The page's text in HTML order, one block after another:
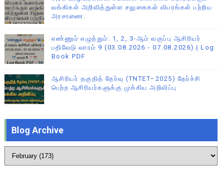
வங்கிகள் அறிவித்துள்ள சலுகைகள் விபரங்கள் பற்றிய
அரசாணை.
எண்ணும் எழுத்தும்: 1, 2, 3-ஆம் வகுப்பு ஆசிரியர்
பதிவேடு வாரம் 9 (03.08.2026 - 07.08.2026) | Log
Book PDF
ஆசிரியர் தகுதித் தேர்வு (TNTET–2025) தேர்ச்சி
பெற்ற ஆசிரியர்களுக்கு முக்கிய அறிவிப்பு
Blog Archive